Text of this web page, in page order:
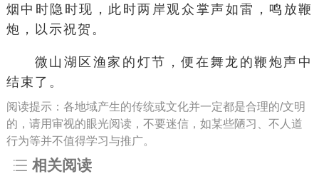
烟中时隐时现，此时两岸观众掌声如雷，鸣放鞭
炮，以示祝贺。
微山湖区渔家的灯节，便在舞龙的鞭炮声中
结束了。
阅读提示：各地域产生的传统或文化并一定都是合理的/文明
的，请用审视的眼光阅读，不要迷信，如某些陋习、不人道
行为等并不值得学习与推广。
相关阅读